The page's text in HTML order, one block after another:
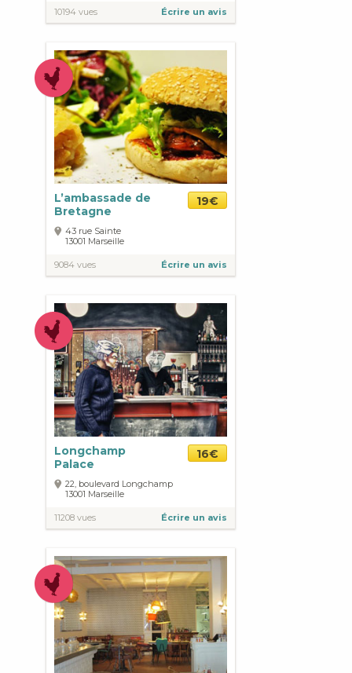
10194 vues Écrire un avis
L’ambassade de
Bretagne
19€
43 rue Sainte
13001 Marseille
9084 vues Écrire un avis
Longchamp
Palace
16€
22, boulevard Longchamp
13001 Marseille
11208 vues Écrire un avis